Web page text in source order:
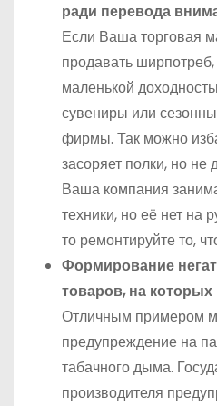
ради перевода
Если Ваша торговая
продавать
маленькой
сувениры или
фирмы. Так можно
засоряет полки, но
Ваша компания
техники, но её нет на
то ремонтируйте то,
Формирование
товаров, на
Отличным примером
предупреждение на
табачного дыма.
производителя